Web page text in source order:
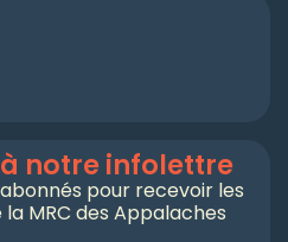
notre infolettre
pour recevoir les
MRC des Appalaches